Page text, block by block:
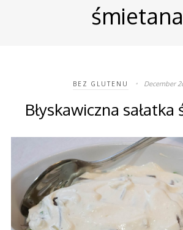
śmietana
BEZ GLUTENU December
Błyskawiczna